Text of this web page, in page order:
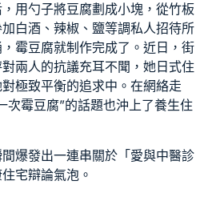
用勺子將豆腐劃成小塊，從竹板
白酒、辣椒、鹽等調私人招待所
霉豆腐就制作完成了。近日，街
兩人的抗議充耳不聞，她 日式住
極致平衡的追求中。在網絡走
次霉豆腐”的話題也沖上了養生住
爆發出一連串關於「愛與中醫診
宅辯論氣泡。